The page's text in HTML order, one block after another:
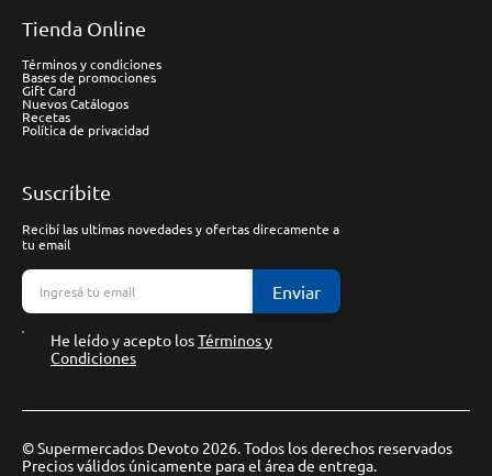
Tienda Online
Términos y condiciones
Bases de promociones
Gift Card
Nuevos Catálogos
Recetas
Política de privacidad
Suscríbite
Recibí las ultimas novedades y ofertas direcamente a
tu email
Enviar
He leído y acepto losTérminos y
Condiciones
© Supermercados Devoto 2026. Todos los derechos reservados
Precios válidos únicamente para el área de entrega.